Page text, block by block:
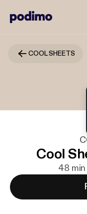
COOL SHEETS
Cool
48 min